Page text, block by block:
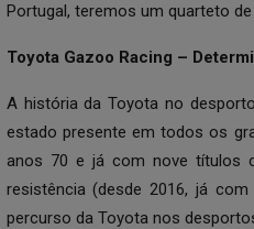
Portugal, teremos um quarteto
Toyota Gazoo Racing –
A história da Toyota no
estado presente em todos os
anos 70 e já com nove títulos
resistência (desde 2016, já
percurso da Toyota nos